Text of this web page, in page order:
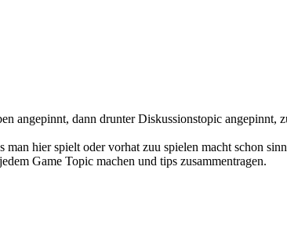
angepinnt, dann drunter Diskussionstopic angepinnt,
hier spielt oder vorhat zuu spielen macht schon
Game Topic machen und tips zusammentragen.